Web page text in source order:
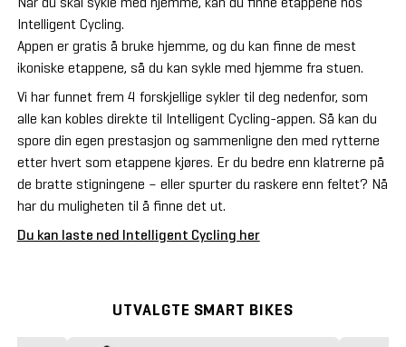
Intelligent Cycling.
Appen er gratis å bruke hjemme, og du kan finne de mest
ikoniske etappene, så du kan sykle med hjemme fra stuen.
Vi har funnet frem 4 forskjellige sykler til deg nedenfor, som
alle kan kobles direkte til Intelligent Cycling-appen. Så kan du
spore din egen prestasjon og sammenligne den med rytterne
etter hvert som etappene kjøres. Er du bedre enn klatrerne på
de bratte stigningene – eller spurter du raskere enn feltet? Nå
har du muligheten til å finne det ut.
Du kan laste ned Intelligent Cycling her
UTVALGTE SMART BIKES